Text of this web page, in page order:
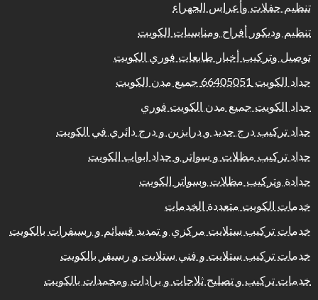
تنظيم حفلات وأعراس الجهراء
تنظيم وديكور أفراح ومناسبات الكويت
توصيل وتركيب أخبار طابعات فوري الكويت
حداد الكويت 66405051 جميع مدن الكويت
حداد الكويت جميع مدن الكويت فوري
حداد تركيب درج حديد و درابزين و درج دائري في الكويت
حداد تركيب مظلات و سواتر و حداد ابواب الكويت
حدادة وتركيب مظلات وسواتر الكويت
خدمات الكويت متعددة الخدمات
خدمات تركيب ستلايت مركزي و تمديد قسائم و رسيفرات بالكويت
خدمات تركيب ستلايت و فني ستلايت و رسيفر بالكويت
خدمات تركيب و تصليح ثلاجات و برادات ومجمدات بالكويت